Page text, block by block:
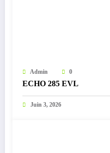
Admin 0
ECHO 285 EVL
Juin 3, 2026